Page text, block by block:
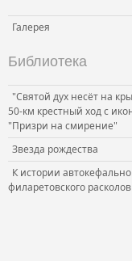
Галерея
Библиотека
"Святой дух несёт на
50-км крестный ход с
"Призри на смирение"
Звезда рождества
К истории
филаретовского расколов